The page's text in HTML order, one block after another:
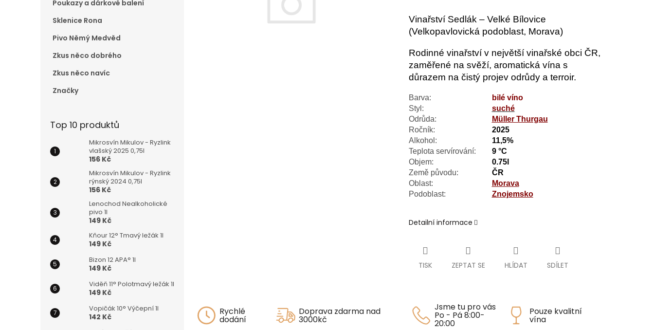
Poukazy a dárkové balení
Sklenice Rona
Pivo Němý Medvěd
Zkus něco dobrého
Zkus něco navíc
Značky
Top 10 produktů
Mikrosvín Mikulov - Ryzlink
vlašský 2025 0,75l
156 Kč
Mikrosvín Mikulov - Ryzlink
rýnský 2024 0,75l
156 Kč
Lenochod Nealkoholické
pivo 1l
149 Kč
Kňour 12° Tmavý ležák 1l
149 Kč
Bizon 12 APA° 1l
149 Kč
Viděň 11° Polotmavý ležák 1l
149 Kč
Vopičák 10° Výčepní 1l
142 Kč
Vinařství Sedlák – Velké Bílovice
(Velkopavlovická podoblast, Morava)
Rodinné vinařství v největší vinařské obci ČR,
zaměřené na svěží, aromatická vína s
důrazem na čistý projev odrůdy a terroir.
Barva:
bilé víno
Styl:
suché
Odrůda:
Müller Thurgau
Ročník:
2025
Alkohol:
11,5%
Teplota servírování:
9 °C
Objem:
0.75l
Země původu:
ČR
Oblast:
Morava
Podoblast:
Znojemsko
Detailní informace
TISK ZEPTAT SE HLÍDAT SDÍLET
Rychlé
dodání
Doprava zdarma nad
3000kč
Jsme tu pro vás
Po - Pá 8:00-
20:00
Pouze kvalitní
vína